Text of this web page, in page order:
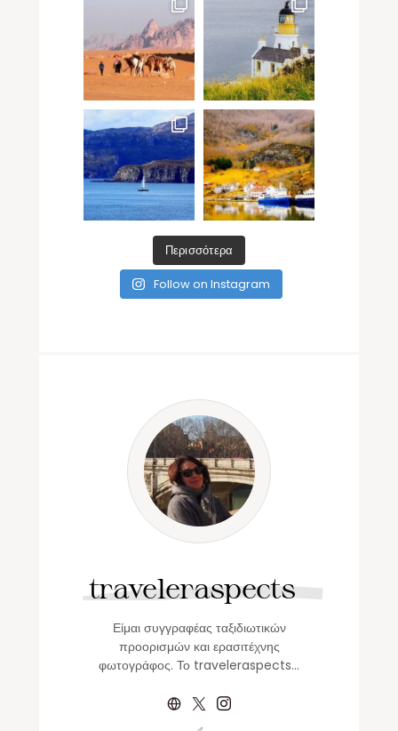
Περισσότερα
Follow on Instagram
traveleraspects
Είμαι συγγραφέας ταξιδιωτικών
προορισμών και ερασιτέχνης
φωτογράφος. Το traveleraspects…